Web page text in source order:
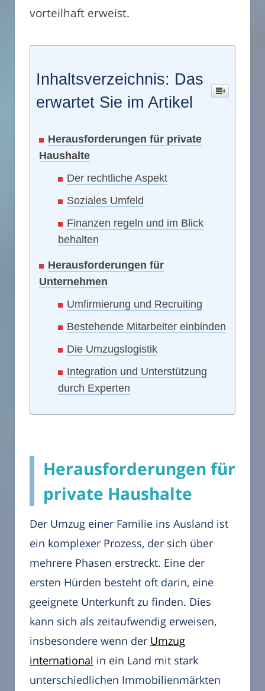
vorteilhaft erweist.
Inhaltsverzeichnis: Das
erwartet Sie im Artikel
Herausforderungen für private
Haushalte
Der rechtliche Aspekt
Soziales Umfeld
Finanzen regeln und im Blick
behalten
Herausforderungen für
Unternehmen
Umfirmierung und Recruiting
Bestehende Mitarbeiter einbinden
Die Umzugslogistik
Integration und Unterstützung
durch Experten
Herausforderungen für
private Haushalte
Der Umzug einer Familie ins Ausland ist
ein komplexer Prozess, der sich über
mehrere Phasen erstreckt. Eine der
ersten Hürden besteht oft darin, eine
geeignete Unterkunft zu finden. Dies
kann sich als zeitaufwendig erweisen,
insbesondere wenn der Umzug
international in ein Land mit stark
unterschiedlichen Immobilienmärkten